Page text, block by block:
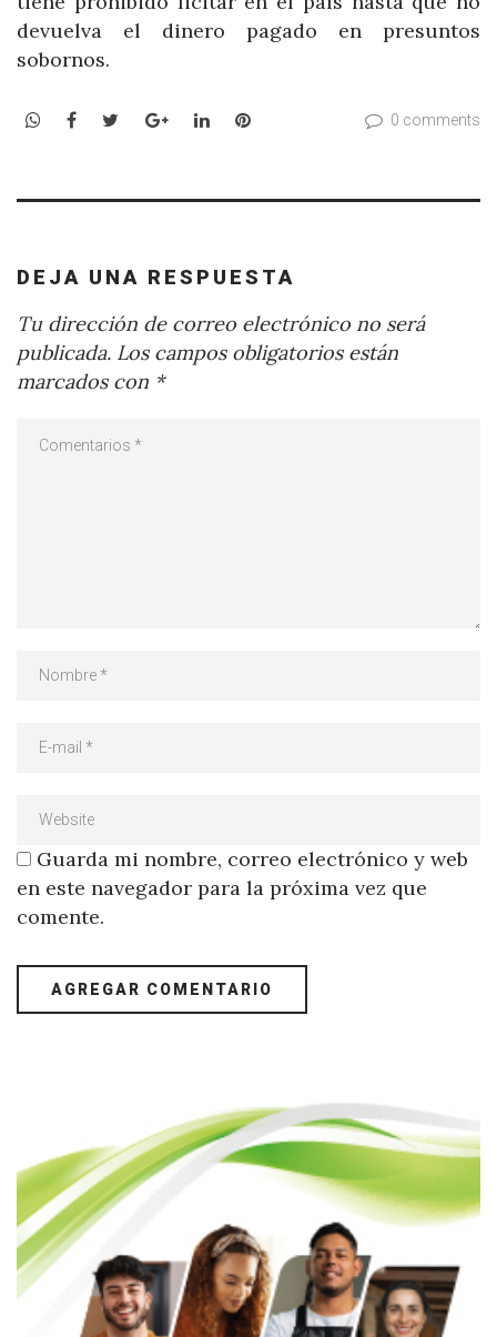
devuelva el dinero pagado en presuntos
sobornos.
WhatsApp
Facebook
TwitterGoogle+LinkedInPinterest 0 comments
DEJA UNA RESPUESTA
Tu dirección de correo electrónico no será
publicada. Los campos obligatorios están
marcados con *
Guarda mi nombre, correo electrónico y web
en este navegador para la próxima vez que
comente.